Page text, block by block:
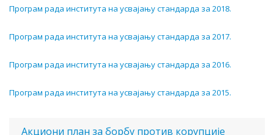
Програм рада института на усвајању стандарда зa 2018.
Програм рада института на усвајању стандарда зa 2017.
Програм рада института на усвајању стандарда зa 2016.
Програм рада института на усвајању стандарда зa 2015.
Акциони план за борбу против корупције